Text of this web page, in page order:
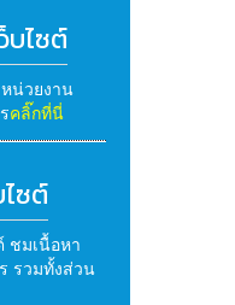
บไซต์
น่วยงาน
คลิ๊กที่นี่
ซต์
ชมเนื้อหา
รวมทั้งส่วน